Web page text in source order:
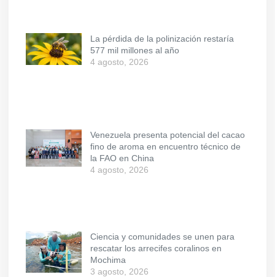
La pérdida de la polinización restaría
577 mil millones al año
4 agosto, 2026
Venezuela presenta potencial del cacao
fino de aroma en encuentro técnico de
la FAO en China
4 agosto, 2026
Ciencia y comunidades se unen para
rescatar los arrecifes coralinos en
Mochima
3 agosto, 2026